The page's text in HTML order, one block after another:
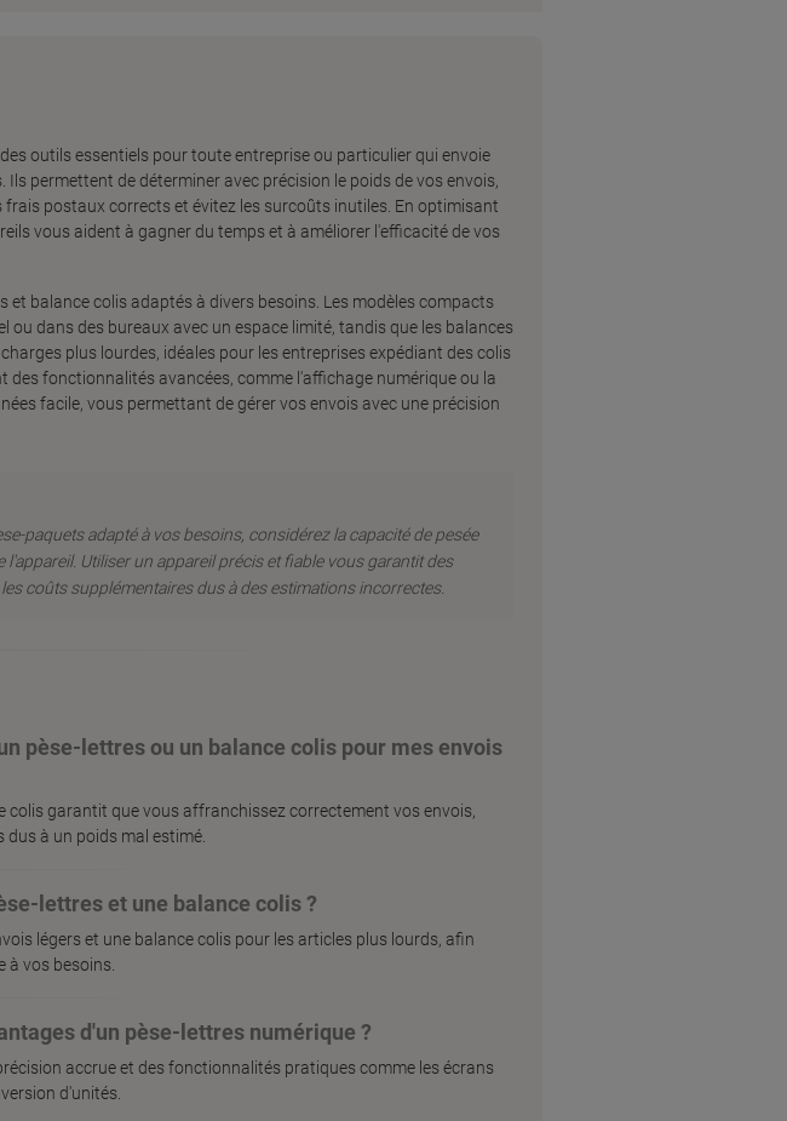
outils essentiels pour toute entreprise ou particulier qui envoie
permettent de déterminer avec précision le poids de vos envois,
postaux corrects et évitez les surcoûts inutiles. En optimisant
vous aident à gagner du temps et à améliorer l'efficacité de vos
et balance colis adaptés à divers besoins. Les modèles compacts
dans des bureaux avec un espace limité, tandis que les balances
plus lourdes, idéales pour les entreprises expédiant des colis
des fonctionnalités avancées, comme l'affichage numérique ou la
facile, vous permettant de gérer vos envois avec une précision
paquets adapté à vos besoins, considérez la capacité de pesée
l'appareil. Utiliser un appareil précis et fiable vous garantit des
coûts supplémentaires dus à des estimations incorrectes.
pèse-lettres ou un balance colis pour mes envois
colis garantit que vous affranchissez correctement vos envois,
à un poids mal estimé.
lettres et une balance colis ?
légers et une balance colis pour les articles plus lourds, afin
à vos besoins.
d'un pèse-lettres numérique ?
accrue et des fonctionnalités pratiques comme les écrans
d'unités.